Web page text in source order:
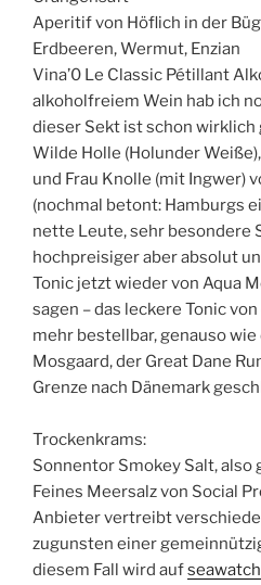
Aperitif von Höflich in der
Erdbeeren, Wermut, Enzian
Vina’0 Le Classic Pétillant
alkoholfreiem Wein hab ich
dieser Sekt ist schon wirklich
Wilde Holle (Holunder
und Frau Knolle (mit Ingwer)
(nochmal betont: Hamburgs
nette Leute, sehr besondere
hochpreisiger aber absolut
Tonic jetzt wieder von Aqua
sagen – das leckere Tonic
mehr bestellbar, genauso
Mosgaard, der Great Dane
Grenze nach Dänemark
Trockenkrams:
Sonnentor Smokey Salt,
Feines Meersalz von Social
Anbieter vertreibt
zugunsten einer
diesem Fall wird auf